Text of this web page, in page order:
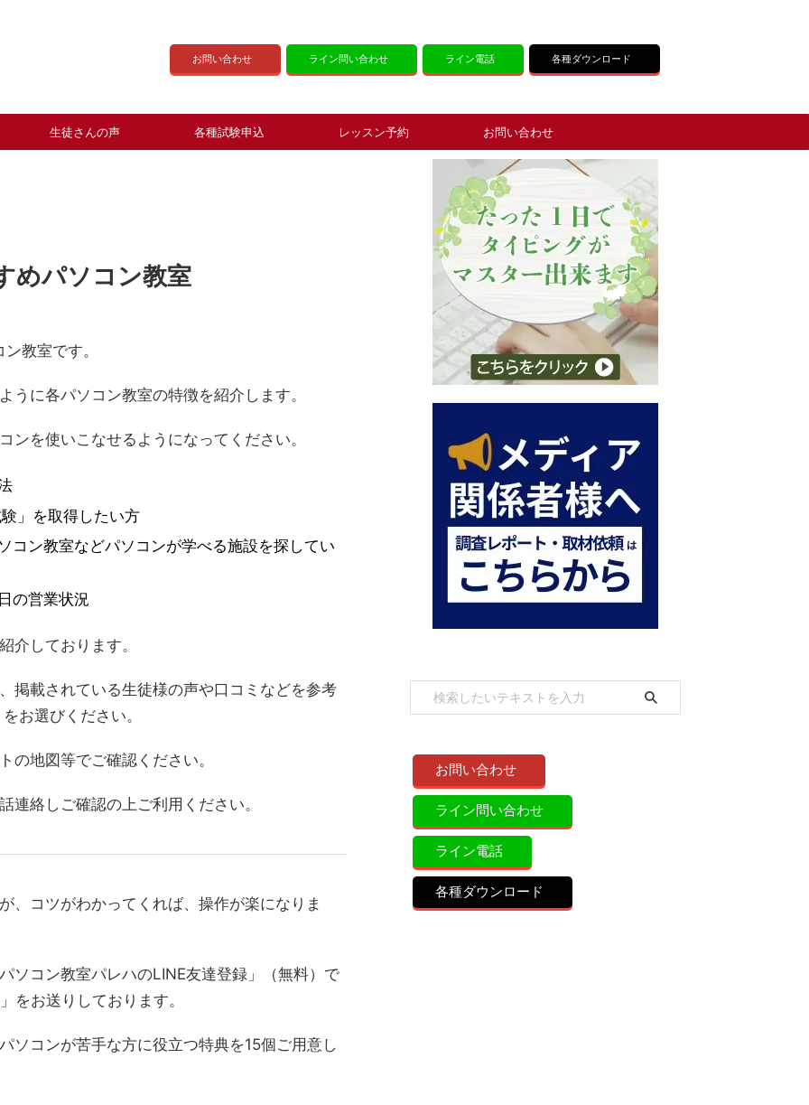
お問い合わせ ライン問い合わせ ライン電話 各種ダウンロード
生徒さんの声 各種試験申込 レッスン予約 お問い合わせ
めパソコン教室
教室です。
うに各パソコン教室の特徴を紹介します。
ンを使いこなせるようになってください。
」を取得したい方
コン教室などパソコンが学べる施設を探してい
の営業状況
介しております。
掲載されている生徒様の声や口コミなどを参考
お選びください。
の地図等でご確認ください。
連絡しご確認の上ご利用ください。
、コツがわかってくれば、操作が楽になりま
ソコン教室パレハのLINE友達登録」（無料）で
をお送りしております。
ソコンが苦手な方に役立つ特典を15個ご用意し
お問い合わせ
ライン問い合わせ
ライン電話
各種ダウンロード